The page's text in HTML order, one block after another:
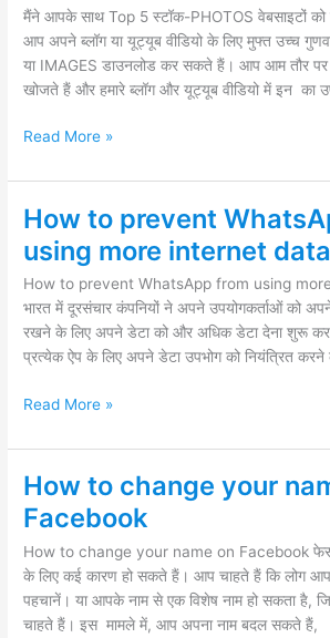
मैंने आपके साथ Top 5 स्टॉक-PHOTOS वेबसाइटों को
आप अपने ब्लॉग या यूट्यूब वीडियो के लिए मुफ्त उच्च
या IMAGES डाउनलोड कर सकते हैं। आप आम तौर
खोजते हैं और हमारे ब्लॉग और यूट्यूब वीडियो में इन का
DOWNLOAD
FREE
HIGH-
QUALITY
PHOTOS/IMAGES
Read More »
How to prevent
using more internet data
How to prevent WhatsApp from using more
भारत में दूरसंचार कंपनियों ने अपने उपयोगकर्ताओं को
रखने के लिए अपने डेटा को और अधिक डेटा देना शुरू कर
प्रत्येक ऐप के लिए अपने डेटा उपभोग को नियंत्रित करने
How
prevent
WhatsApp
from
using
more
data
Read More »
How to change your
Facebook
How to change your name on Facebook
के लिए कई कारण हो सकते हैं। आप चाहते हैं कि लोग
पहचानें। या आपके नाम से एक विशेष नाम हो सकता है,
चाहते हैं। इस मामले में, आप अपना नाम बदल सकते हैं,
How
to
change
your
name
on
Facebook